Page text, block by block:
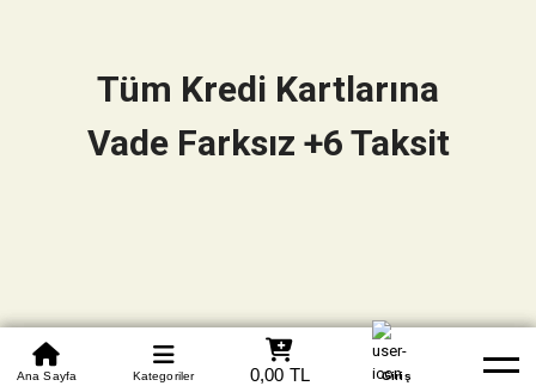
0850 305 09 70
Beden Tablosu Banka Hesapları Whatsapp Yardım
Ana Sayfa Kategoriler 0,00 TL Giriş
Tüm Kredi Kartlarına
Vade Farksız +6 Taksit